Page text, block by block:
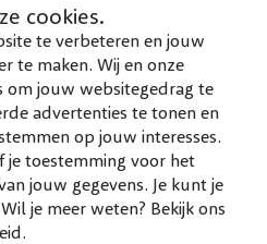
cookies.
te verbeteren en jouw
te maken. Wij en onze
om jouw websitegedrag te
advertenties te tonen en
op jouw interesses.
je toestemming voor het
jouw gegevens. Je kunt je
je meer weten? Bekijk ons